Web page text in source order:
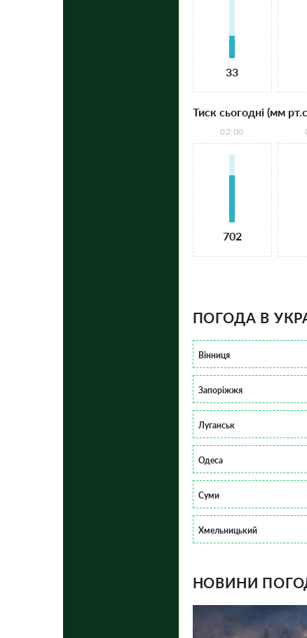
33
Тиск сьогодні (мм
02:00
702
ПОГОДА В
Вінниця
Запоріжжя
Луганськ
Одеса
Суми
Хмельницький
НОВИНИ